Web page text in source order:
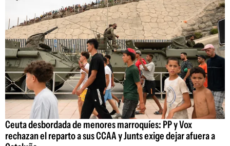
Ceuta desbordada de menores marroquíes: PP y Vox
rechazan el reparto a sus CCAA y Junts exige dejar afuera a